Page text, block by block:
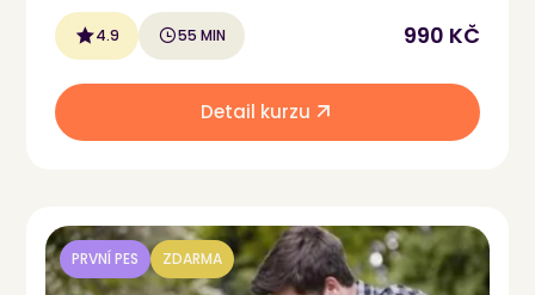
4.9 55 MIN 990 KČ
Detail kurzu
PRVNÍ PES ZDARMA